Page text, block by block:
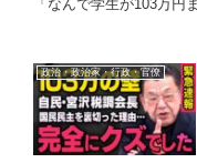
「なんで学生が103万円
政治・政治家・行政・官僚